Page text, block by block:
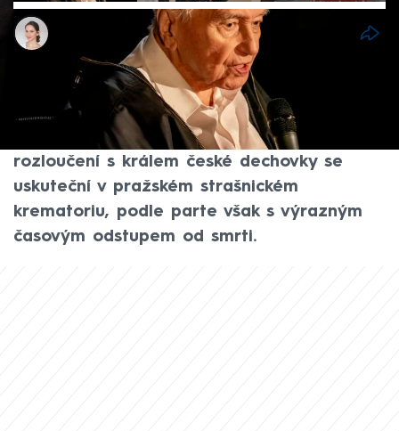
Ivana Syrovátková
8. bře 2025, 10:40
Rodina legendárního českého zpěváka
Josefa Zímy, který ve čtvrtek zemřel ve
věku 92 let, zveřejnila parte. Poslední
rozloučení s králem české dechovky se
uskuteční v pražském strašnickém
krematoriu, podle parte však s výrazným
časovým odstupem od smrti.